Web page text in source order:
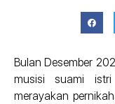
Bulan Desember
musisi suami
merayakan